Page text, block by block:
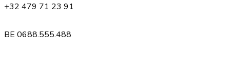
+32 479 71 23 91
BE 0688.555.488